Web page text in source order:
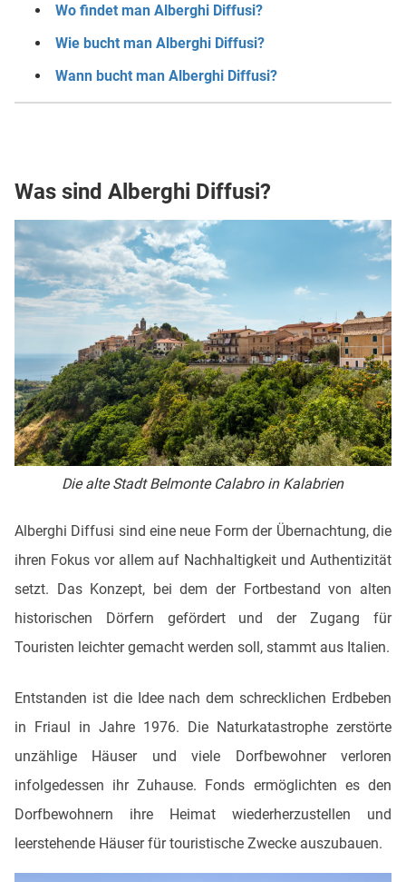
Wo findet man Alberghi Diffusi?
Wie bucht man Alberghi Diffusi?
Wann bucht man Alberghi Diffusi?
Was sind Alberghi Diffusi?
Die alte Stadt Belmonte Calabro in Kalabrien
Alberghi Diffusi sind eine neue Form der Übernachtung, die
ihren Fokus vor allem auf Nachhaltigkeit und Authentizität
setzt. Das Konzept, bei dem der Fortbestand von alten
historischen Dörfern gefördert und der Zugang für
Touristen leichter gemacht werden soll, stammt aus Italien.
Entstanden ist die Idee nach dem schrecklichen Erdbeben
in Friaul in Jahre 1976. Die Naturkatastrophe zerstörte
unzählige Häuser und viele Dorfbewohner verloren
infolgedessen ihr Zuhause. Fonds ermöglichten es den
Dorfbewohnern ihre Heimat wiederherzustellen und
leerstehende Häuser für touristische Zwecke auszubauen.